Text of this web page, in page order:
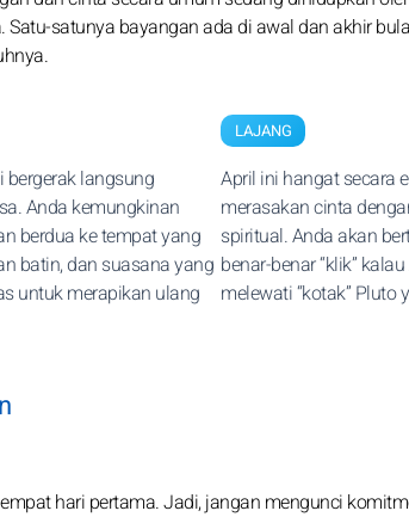
satunya bayangan ada di awal dan akhir
langsung
Anda kemungkinan
berdua ke tempat yang
batin, dan suasana yang
untuk merapikan ulang
LAJANG
April ini hangat secara
merasakan cinta
spiritual. Anda akan
benar-benar “klik”
melewati “kotak” Pluto
hari pertama. Jadi, jangan mengunci